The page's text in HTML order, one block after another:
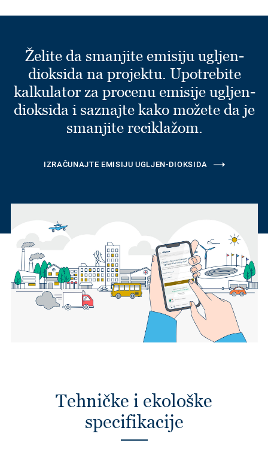
Želite da smanjite emisiju ugljen-
dioksida na projektu. Upotrebite
kalkulator za procenu emisije ugljen-
dioksida i saznajte kako možete da je
smanjite reciklažom.
IZRAČUNAJTE EMISIJU UGLJEN-DIOKSIDA
Tehničke i ekološke
specifikacije